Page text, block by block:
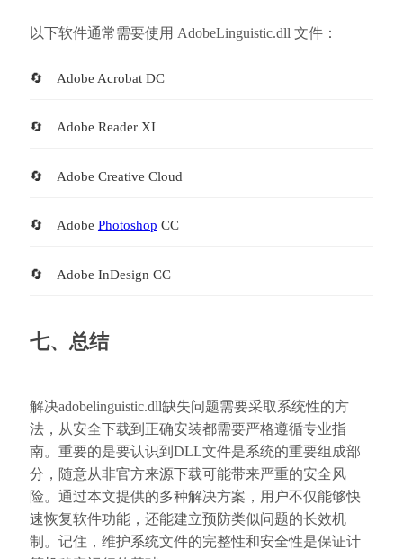
以下软件通常需要使用 AdobeLinguistic.dll 文件：
Adobe Acrobat DC
Adobe Reader XI
Adobe Creative Cloud
Adobe Photoshop CC
Adobe InDesign CC
七、总结
解决adobelinguistic.dll缺失问题需要采取系统性的方
法，从安全下载到正确安装都需要严格遵循专业指
南。重要的是要认识到DLL文件是系统的重要组成部
分，随意从非官方来源下载可能带来严重的安全风
险。通过本文提供的多种解决方案，用户不仅能够快
速恢复软件功能，还能建立预防类似问题的长效机
制。记住，维护系统文件的完整性和安全性是保证计